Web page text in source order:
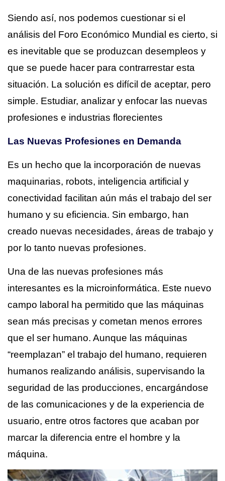
Siendo así, nos podemos cuestionar si el
análisis del Foro Económico Mundial es cierto, si
es inevitable que se produzcan desempleos y
que se puede hacer para contrarrestar esta
situación. La solución es difícil de aceptar, pero
simple. Estudiar, analizar y enfocar las nuevas
profesiones e industrias florecientes
Las Nuevas Profesiones en Demanda
Es un hecho que la incorporación de nuevas
maquinarias, robots, inteligencia artificial y
conectividad facilitan aún más el trabajo del ser
humano y su eficiencia. Sin embargo, han
creado nuevas necesidades, áreas de trabajo y
por lo tanto nuevas profesiones.
Una de las nuevas profesiones más
interesantes es la microinformática. Este nuevo
campo laboral ha permitido que las máquinas
sean más precisas y cometan menos errores
que el ser humano. Aunque las máquinas
“reemplazan” el trabajo del humano, requieren
humanos realizando análisis, supervisando la
seguridad de las producciones, encargándose
de las comunicaciones y de la experiencia de
usuario, entre otros factores que acaban por
marcar la diferencia entre el hombre y la
máquina.